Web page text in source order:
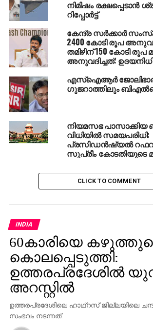
ആക്രമണത്തില്‍ 63 പേര്‍
നിമിഷം രക്ഷപ്പെടാന്‍
റിപ്പോര്‍ട്ട്
കേന്ദ്ര സര്‍ക്കാര്‍
2400 കോടി രൂപ
തമിഴിന് 150 കോടി രൂപ
അനുവദിച്ചത്: ഉദയനിധി
എസ്ഐആർ
ഗുജറാത്തിലും ബിഎൽഒ
നിയമസഭ
വിധിയില്‍ സമയപരിധി:
പ്രസിഡന്‍ഷ്യല്‍
സുപ്രീം കോടതിയുടെ
CLICK TO COMMENT
INDIA
60കാരിയെ
കൊലപ്പെടുത്തി:
ഉത്തരപ്രദേശില്‍
അറസ്റ്റില്‍
ഉത്തരപ്രദേശിലെ ഹാഥ്‌റസ് ജില്ലയിലെ
സംഭവം നടന്നത്.